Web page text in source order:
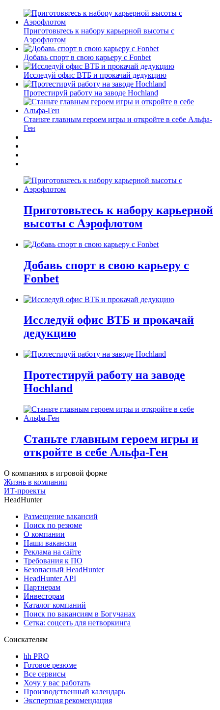
Приготовьтесь к набору карьерной высоты с
Аэрофлотом
Добавь спорт в свою карьеру с Fonbet
Исследуй офис ВТБ и прокачай дедукцию
Протестируй работу на заводе Hochland
Станьте главным героем игры и откройте в себе Альфа-
Ген
Приготовьтесь к набору карьерной
высоты с Аэрофлотом
Добавь спорт в свою карьеру с
Fonbet
Исследуй офис ВТБ и прокачай
дедукцию
Протестируй работу на заводе
Hochland
Станьте главным героем игры и
откройте в себе Альфа-Ген
О компаниях в игровой форме
Жизнь в компании
ИТ-проекты
HeadHunter
Размещение вакансий
Поиск по резюме
О компании
Наши вакансии
Реклама на сайте
Требования к ПО
Безопасный HeadHunter
HeadHunter API
Партнерам
Инвесторам
Каталог компаний
Поиск по вакансиям в Богучанах
Сетка: соцсеть для нетворкинга
Соискателям
hh PRO
Готовое резюме
Все сервисы
Хочу у вас работать
Производственный календарь
Экспертная рекомендация